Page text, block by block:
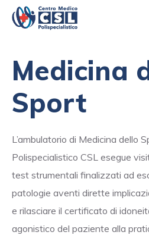
Medicina
Sport
L’ambulatorio di Medicina dello
Polispecialistico CSL esegue
test strumentali finalizzati ad
patologie aventi dirette
e rilasciare il certificato di
agonistico del paziente alla